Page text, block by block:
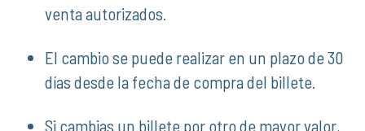
venta autorizados.
El cambio se puede realizar en un plazo de 30
días desde la fecha de compra del billete.
Si cambias un billete por otro de mayor valor,